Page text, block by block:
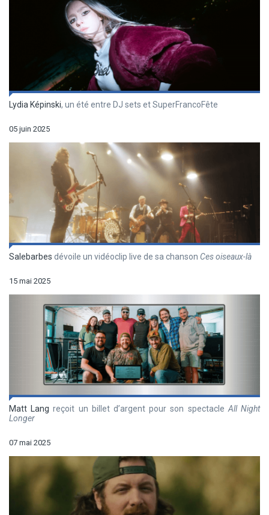
Lydia Képinski, un été entre DJ sets et SuperFrancoFête
05 juin 2025
Salebarbes dévoile un vidéoclip live de sa chanson Ces oiseaux-là
15 mai 2025
Matt Lang reçoit un billet d’argent pour son spectacleAll Night
Longer
07 mai 2025